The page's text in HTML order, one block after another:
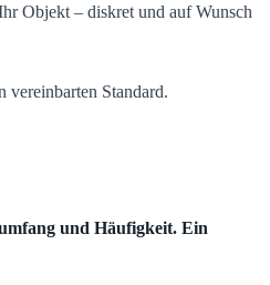
Objekt – diskret und auf Wunsch
vereinbarten Standard.
und Häufigkeit. Ein